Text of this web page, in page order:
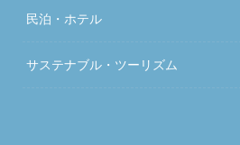
民泊・ホテル
サステナブル・ツーリズム